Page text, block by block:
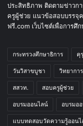
ประสิทธิภาพ ติดตามข่าวก
ครูผู้ช่วย แนวข้อสอบบรรจุ
ฟรี.com เว็บไซต์เพื่อการ
กระทรวงศึกษาธิการ คุ
วันวิสาขบูชา วิทยากา
สสวท. สอบครูผู้ช่วย
อบรมออนไลน์ อบรมอ
แบบทดสอบวัดความรู้ออนไ